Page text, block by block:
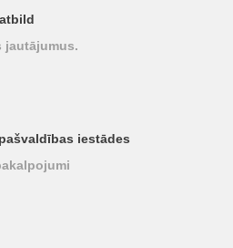
jautājumus.
iestādes